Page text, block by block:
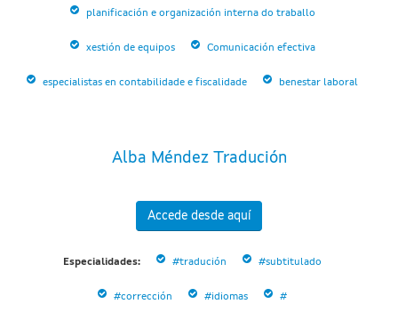
planificación e organización interna do traballo
xestión de equipos Comunicación efectiva
especialistas en contabilidade e fiscalidade benestar laboral
Alba Méndez Tradución
Accede desde aquí
Especialidades: #tradución #subtitulado
#corrección #idiomas #